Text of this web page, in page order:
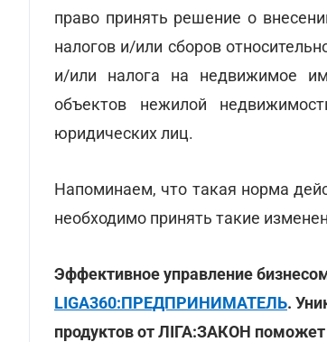
право принять решение о
налогов и/или сборов
и/или налога на недвижимое
объектов нежилой
юридических лиц.
Напоминаем, что такая норма
необходимо принять такие
Эффективное управление
LIGA360:ПРЕДПРИНИМАТЕЛЬ.
продуктов от ЛІГА:ЗАКОН